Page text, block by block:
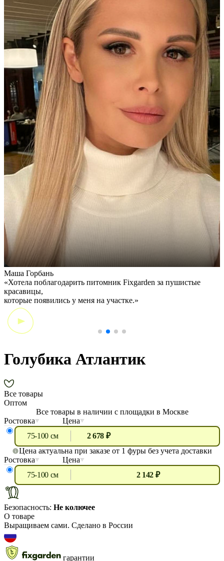
Маша Горбань
«Хотела поблагодарить питомник Fixgarden за пушистые
красавицы,
которые появились у меня на участке.»
Голубика Атлантик
Все товары
Оптом
Все товары в наличии с площадки в Москве
Ростовка
Цена
75-100 см
2 678 ₽
Цена актуальна при заказе от 1 фуры без учета доставки
Ростовка
Цена
75-100 см
2 142 ₽
Безопасность: Не колючее
О товаре
Выращиваем сами. Сделано в России
гарантии